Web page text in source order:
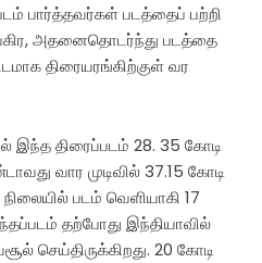
பார்த்தவர்கள் படத்தைப் பற்றி
பகிர, அதனைதொடர்ந்து படத்தை
திரையரங்கிற்குள் வர
இந்த திரைப்படம் 28. 35 கோடி
வார முடிவில் 37.15 கோடி
படம் வெளியாகி 17
தற்போது இந்தியாவில்
செய்திருக்கிறது. 20 கோடி